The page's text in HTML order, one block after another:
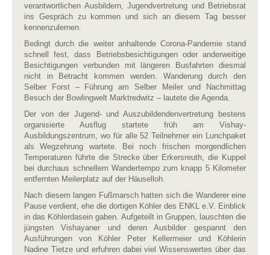
verantwortlichen Ausbildern, Jugendvertretung und Betriebsrat
ins Gespräch zu kommen und sich an diesem Tag besser
kennenzulernen.
Bedingt durch die weiter anhaltende Corona-Pandemie stand
schnell fest, dass Betriebsbesichtigungen oder anderweitige
Besichtigungen verbunden mit längeren Busfahrten diesmal
nicht in Betracht kommen werden. Wanderung durch den
Selber Forst – Führung am Selber Meiler und Nachmittag
Besuch der Bowlingwelt Marktredwitz – lautete die Agenda.
Der von der Jugend- und Auszubildendenvertretung bestens
organisierte Ausflug startete früh am Vishay-
Ausbildungszentrum, wo für alle 52 Teilnehmer ein Lunchpaket
als Wegzehrung wartete. Bei noch frischen morgendlichen
Temperaturen führte die Strecke über Erkersreuth, die Kuppel
bei durchaus schnellem Wandertempo zum knapp 5 Kilometer
entfernten Meilerplatz auf der Häuselloh.
Nach diesem langen Fußmarsch hatten sich die Wanderer eine
Pause verdient, ehe die dortigen Köhler des ENKL e.V. Einblick
in das Köhlerdasein gaben. Aufgeteilt in Gruppen, lauschten die
jüngsten Vishayaner und deren Ausbilder gespannt den
Ausführungen von Köhler Peter Kellermeier und Köhlerin
Nadine Tietze und erfuhren dabei viel Wissenswertes über das